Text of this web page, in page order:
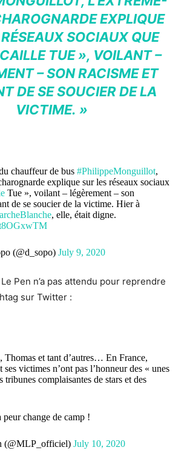
EXPLIQUE
SOCIAUX QUE
TUE », VOILANT –
– SONRACISMEET
DE SE SOUCIER DE LA
VICTIME. »
chauffeur de bus #PhilippeMonguillot,
explique sur les réseaux sociaux
Tue », voilant – légèrement – son
de se soucier de la victime. Hier à
, elle, était digne.
(@d_sopo) July 9, 2020
Pen n’a pas attendu pour reprendre
sur Twitter :
Thomas et tant d’autres… En France,
ses victimes n’ont pas l’honneur des « unes
tribunes complaisantes de stars et des
peur change de camp !
(@MLP_officiel) July 10, 2020